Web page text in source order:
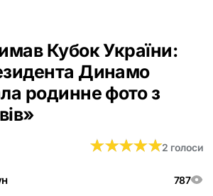
Кубок України:
Динамо
родинне фото з
787
★★★★★
★★★★★2 голоси